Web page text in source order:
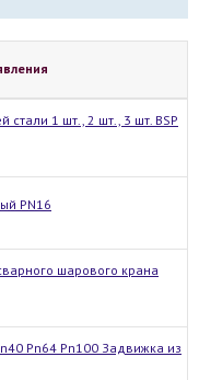
1 шт., 2 шт., 3 шт. BSP
PN16
шарового крана
Pn64 Pn100 Задвижка из